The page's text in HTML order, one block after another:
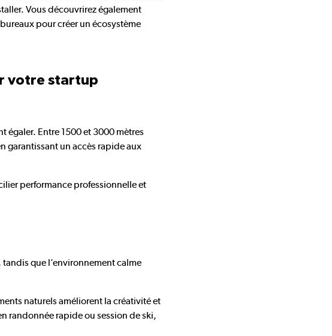
Vous découvrirez également
pour créer un écosystème
votre startup
égaler. Entre 1500 et 3000 mètres
garantissant un accès rapide aux
performance professionnelle et
tandis que l’environnement calme
naturels améliorent la créativité et
randonnée rapide ou session de ski,